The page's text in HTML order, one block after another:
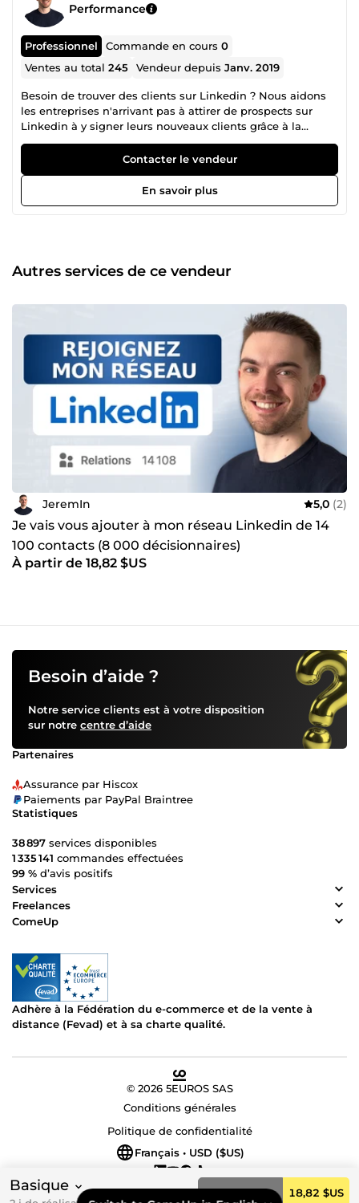
Basique Commander 18,82 $US
Performance
Professionnel Commande en cours0
Ventes au total245 Vendeur depuisJanv. 2019
Besoin de trouver des clients sur Linkedin ? Nous aidons
les entreprises n'arrivant pas à attirer de prospects sur
Linkedin à y signer leurs nouveaux clients grâce à la
prospection 100% humaine, la publicité et la création de
contenu. Contactez-moi pour obtenir un audit gratuit de
votre projet !
Contacter le vendeur
En savoir plus
Autres services de ce vendeur
JeremIn 5,0 (2)
Je vais vous ajouter à mon réseau Linkedin de 14
100 contacts (8 000 décisionnaires)
À partir de 18,82 $US
Besoin d’aide ?
Notre service clients est à votre disposition
sur notre centre d’aide
Partenaires
Assurance par Hiscox
Paiements par PayPal Braintree
Statistiques
38 897 services disponibles
1 335 141 commandes effectuées
99 % d’avis positifs
Services
Freelances
ComeUp
Adhère à la Fédération du e-commerce et de la vente à
distance (Fevad) et à sa charte qualité.
© 2026 5EUROS SAS
Conditions générales
Politique de confidentialité
Français • USD ($US)